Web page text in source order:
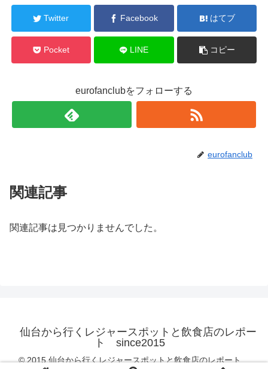
Twitter Facebook はてブ
Pocket LINE コピー
eurofanclubをフォローする
eurofanclub
関連記事
関連記事は見つかりませんでした。
仙台から行くレジャースポットと飲食店のレポー
ト since2015
© 2015 仙台から行くレジャースポットと飲食店のレポート